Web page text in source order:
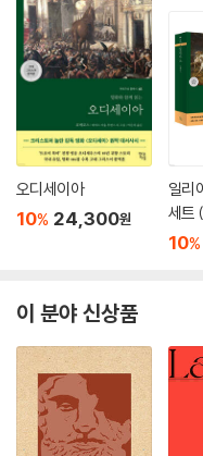
오디세이아
10% 24,300원
일리
세트
역본)
10%
이 분야 신상품